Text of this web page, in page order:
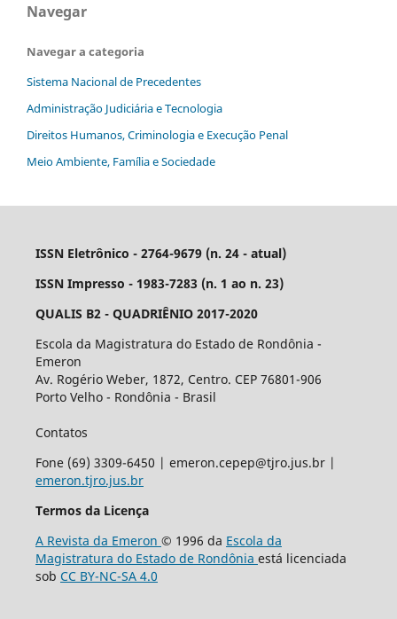
Navegar
Navegar a categoria
Sistema Nacional de Precedentes
Administração Judiciária e Tecnologia
Direitos Humanos, Criminologia e Execução Penal
Meio Ambiente, Família e Sociedade
ISSN Eletrônico - 2764-9679 (n. 24 - atual)
ISSN Impresso - 1983-7283 (n. 1 ao n. 23)
QUALIS B2 - QUADRIÊNIO 2017-2020
Escola da Magistratura do Estado de Rondônia -
Emeron
Av. Rogério Weber, 1872, Centro. CEP 76801-906
Porto Velho - Rondônia - Brasil
Contatos
Fone (69) 3309-6450 | emeron.cepep@tjro.jus.br |
emeron.tjro.jus.br
Termos da Licença
A Revista da Emeron © 1996 da Escola da
Magistratura do Estado de Rondônia está licenciada
sob CC BY-NC-SA 4.0